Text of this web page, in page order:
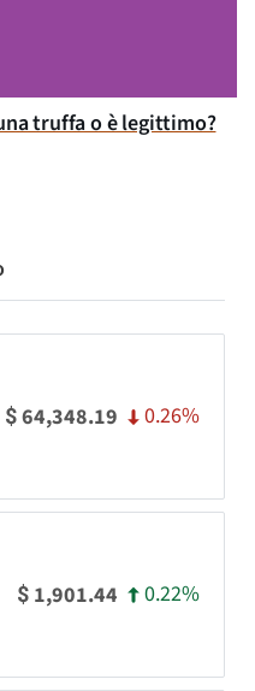
truffa o è legittimo?
$64,348.19 0.26%
$ 1,901.44 0.22%